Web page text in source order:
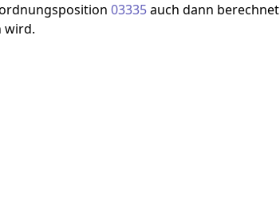
03335auch dann berechnet
wird.